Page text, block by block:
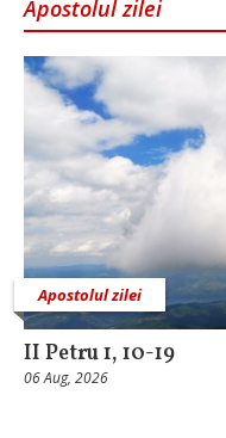
Apostolul zilei
Apostolul zilei
II Petru 1, 10-19
06 Aug, 2026